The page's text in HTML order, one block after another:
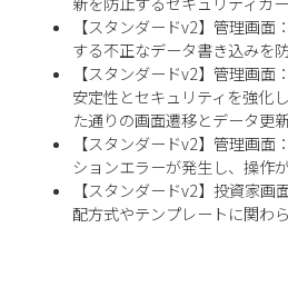
【スタンダードv2】管理画
する不正なデータ書き込みを
【スタンダードv2】管理画
安定性とセキュリティを強化
た通りの画面遷移とデータ更
【スタンダードv2】管理画
ションエラーが発生し、操作
【スタンダードv2】投資家
配方式やテンプレートに関わ